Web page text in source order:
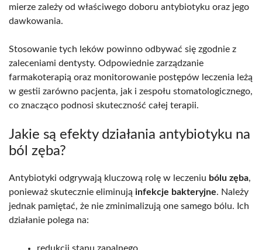
mierze zależy od właściwego doboru antybiotyku oraz jego
dawkowania.
Stosowanie tych leków powinno odbywać się zgodnie z
zaleceniami dentysty. Odpowiednie zarządzanie
farmakoterapią oraz monitorowanie postępów leczenia leżą
w gestii zarówno pacjenta, jak i zespołu stomatologicznego,
co znacząco podnosi skuteczność całej terapii.
Jakie są efekty działania antybiotyku na
ból zęba?
Antybiotyki odgrywają kluczową rolę w leczeniu bólu zęba,
ponieważ skutecznie eliminują infekcje bakteryjne. Należy
jednak pamiętać, że nie zminimalizują one samego bólu. Ich
działanie polega na: